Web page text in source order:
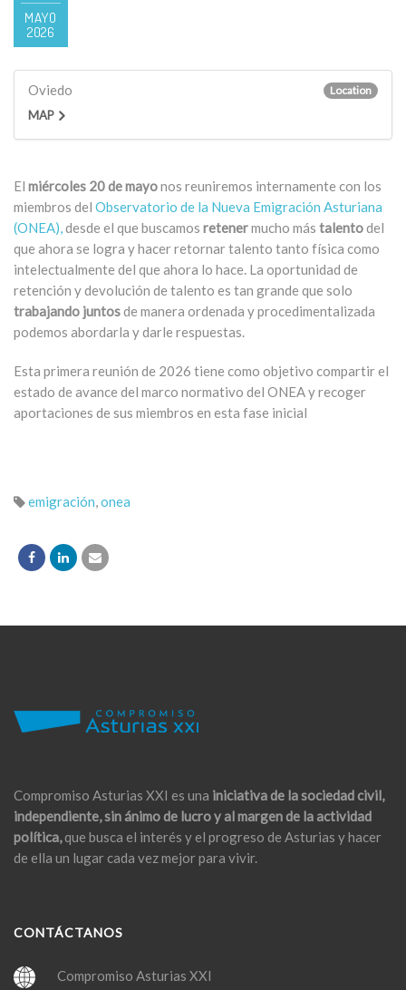
MAYO
2026
Oviedo Location
MAP
El miércoles 20 de mayonos reuniremos internamente con los
miembros del Observatorio de la Nueva Emigración Asturiana
(ONEA), desde el que buscamos retenermucho más talentodel
que ahora se logra y hacer retornar talento tanto física como
intelectualmente del que ahora lo hace. La oportunidad de
retención y devolución de talento es tan grande que solo
trabajando juntosde manera ordenada y procedimentalizada
podemos abordarla y darle respuestas.
Esta primera reunión de 2026 tiene como objetivo compartir el
estado de avance del marco normativo del ONEA y recoger
aportaciones de sus miembros en esta fase inicial
emigración onea
Compromiso Asturias XXI es una iniciativa de la sociedad civil,
independiente, sin ánimo de lucro y al margen de la actividad
política,que busca el interés y el progreso de Asturias y hacer
de ella un lugar cada vez mejor para vivir.
CONTÁCTANOS
Compromiso Asturias XXI